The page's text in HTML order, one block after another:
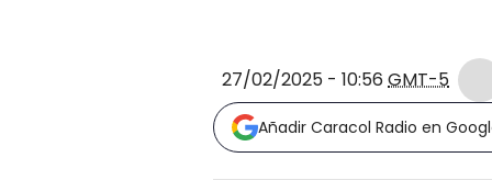
27/02/2025 - 10:56 GMT-5
Añadir Caracol Radio en